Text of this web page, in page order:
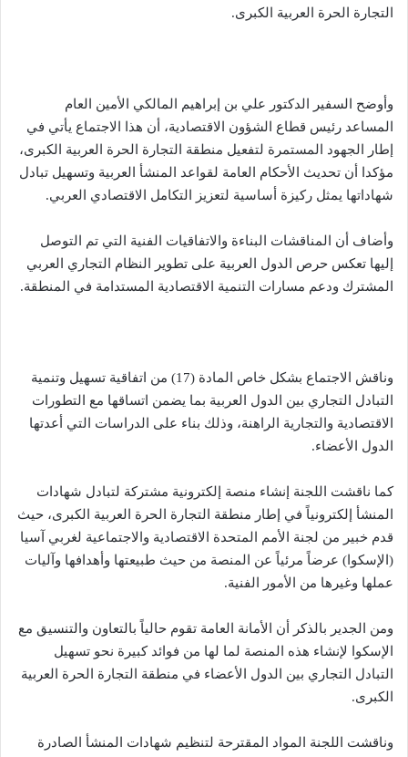
التجارة الحرة العربية الكبرى.
وأوضح السفير الدكتور علي بن إبراهيم المالكي الأمين العام
المساعد رئيس قطاع الشؤون الاقتصادية، أن هذا الاجتماع يأتي في
إطار الجهود المستمرة لتفعيل منطقة التجارة الحرة العربية الكبرى،
مؤكدا أن تحديث الأحكام العامة لقواعد المنشأ العربية وتسهيل تبادل
شهاداتها يمثل ركيزة أساسية لتعزيز التكامل الاقتصادي العربي.
وأضاف أن المناقشات البناءة والاتفاقيات الفنية التي تم التوصل
إليها تعكس حرص الدول العربية على تطوير النظام التجاري العربي
المشترك ودعم مسارات التنمية الاقتصادية المستدامة في المنطقة.
وناقش الاجتماع بشكل خاص المادة (17) من اتفاقية تسهيل وتنمية
التبادل التجاري بين الدول العربية بما يضمن اتساقها مع التطورات
الاقتصادية والتجارية الراهنة، وذلك بناء على الدراسات التي أعدتها
الدول الأعضاء.
كما ناقشت اللجنة إنشاء منصة إلكترونية مشتركة لتبادل شهادات
المنشأ إلكترونياً في إطار منطقة التجارة الحرة العربية الكبرى، حيث
قدم خبير من لجنة الأمم المتحدة الاقتصادية والاجتماعية لغربي آسيا
(الإسكوا) عرضاً مرئياً عن المنصة من حيث طبيعتها وأهدافها وآليات
عملها وغيرها من الأمور الفنية.
ومن الجدير بالذكر أن الأمانة العامة تقوم حالياً بالتعاون والتنسيق مع
الإسكوا لإنشاء هذه المنصة لما لها من فوائد كبيرة نحو تسهيل
التبادل التجاري بين الدول الأعضاء في منطقة التجارة الحرة العربية
الكبرى.
وناقشت اللجنة المواد المقترحة لتنظيم شهادات المنشأ الصادرة